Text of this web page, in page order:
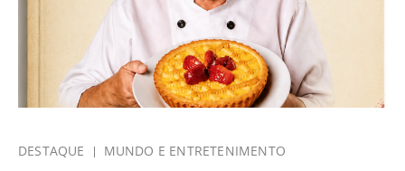
DESTAQUE MUNDO E ENTRETENIMENTO